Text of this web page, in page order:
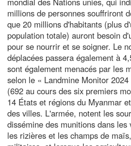
millions de personnes souffriront
que 20 millions d'habitants (plus
population totale) auront besoin
pour se nourrir et se soigner. Le
déplacées passera également à
sont également menacés par les
selon le « Landmine Monitor
(692 au cours des six premiers
14 États et régions du Myanmar
des villes. L'armée, notent les
dissémine des munitions dans
les rizières et les champs de